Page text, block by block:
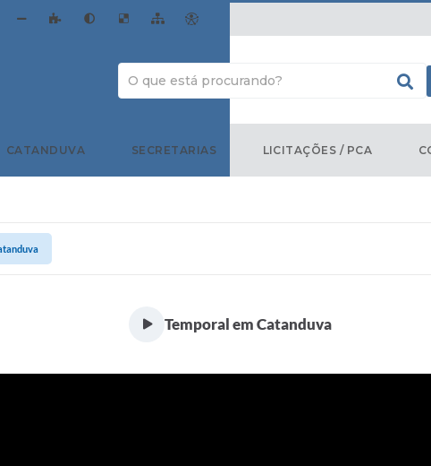
CATANDUVA SECRETARIAS LICITAÇÕES / PCA
Temporal em Catanduva